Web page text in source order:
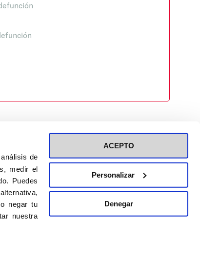
de
medir el
Puedes
negar tu
nuestra
ACEPTO
Personalizar
Denegar
Política de privacidad de RRSS
Política de cookies